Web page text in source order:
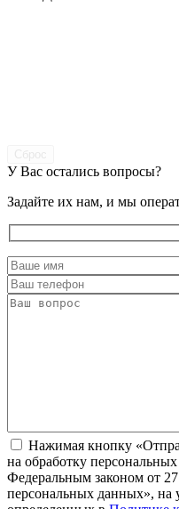
У Вас остались вопросы?
Задайте их нам, и мы
Нажимая кнопку
на обработку
Федеральным законом от
персональных данных», на